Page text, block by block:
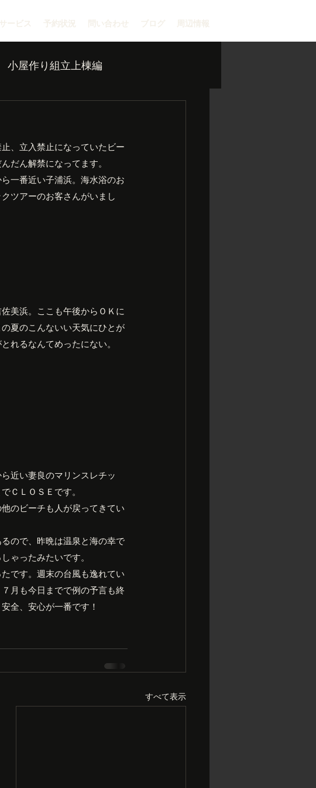
サービス 予約状況 問い合わせ ブログ 周辺情報
小屋作り組立上棟編
、立入禁止になっていたビー
だん解禁になってます。
一番近い子浦浜。海水浴のお
ツアーのお客さんがいまし
美浜。ここも午後からＯＫに
夏のこんないい天気にひとが
れるなんてめったにない。
近い妻良のマリンスレチッ
ＣＬＯＳＥです。
のビーチも人が戻ってきてい
ので、昨晩は温泉と海の幸で
ゃったみたいです。
です。週末の台風も逸れてい
月も今日までで例の予言も終
全、安心が一番です！
すべて表示